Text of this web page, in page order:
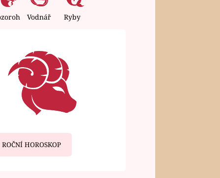
Vodnář Ryby
ROČNÍ HOROSKOP